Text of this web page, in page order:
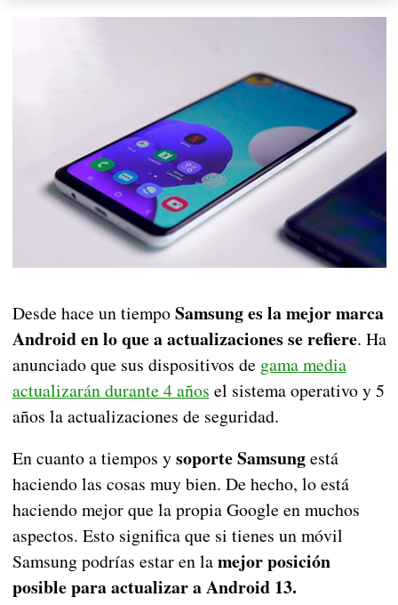
Desde hace un tiempoSamsung es la mejor marca
Android en lo que a actualizaciones se refiere. Ha
anunciado que sus dispositivos de gama media
actualizarán durante 4 años el sistema operativo y 5
años la actualizaciones de seguridad.
En cuanto a tiempos ysoporte Samsungestá
haciendo las cosas muy bien. De hecho, lo está
haciendo mejor que la propia Google en muchos
aspectos. Esto significa que si tienes un móvil
Samsung podrías estar en lamejor posición
posible para actualizar a Android 13.